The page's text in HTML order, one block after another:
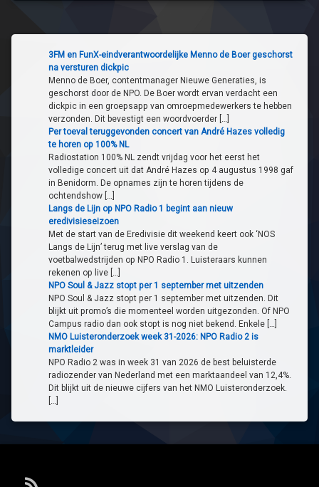
3FM en FunX-eindverantwoordelijke Menno de Boer geschorst
na versturen dickpic
Menno de Boer, contentmanager Nieuwe Generaties, is
geschorst door de NPO. De Boer wordt ervan verdacht een
dickpic in een groepsapp van omroepmedewerkers te hebben
verzonden. Dit bevestigt een woordvoerder […]
Per toeval teruggevonden concert van André Hazes volledig
te horen op 100% NL
Radiostation 100% NL zendt vrijdag voor het eerst het
volledige concert uit dat André Hazes op 4 augustus 1998 gaf
in Benidorm. De opnames zijn te horen tijdens de
ochtendshow […]
Langs de Lijn op NPO Radio 1 begint aan nieuw
eredivisieseizoen
Met de start van de Eredivisie dit weekend keert ook ‘NOS
Langs de Lijn’ terug met live verslag van de
voetbalwedstrijden op NPO Radio 1. Luisteraars kunnen
rekenen op live […]
NPO Soul & Jazz stopt per 1 september met uitzenden
NPO Soul & Jazz stopt per 1 september met uitzenden. Dit
blijkt uit promo’s die momenteel worden uitgezonden. Of NPO
Campus radio dan ook stopt is nog niet bekend. Enkele […]
NMO Luisteronderzoek week 31-2026: NPO Radio 2 is
marktleider
NPO Radio 2 was in week 31 van 2026 de best beluisterde
radiozender van Nederland met een marktaandeel van 12,4%.
Dit blijkt uit de nieuwe cijfers van het NMO Luisteronderzoek.
[…]